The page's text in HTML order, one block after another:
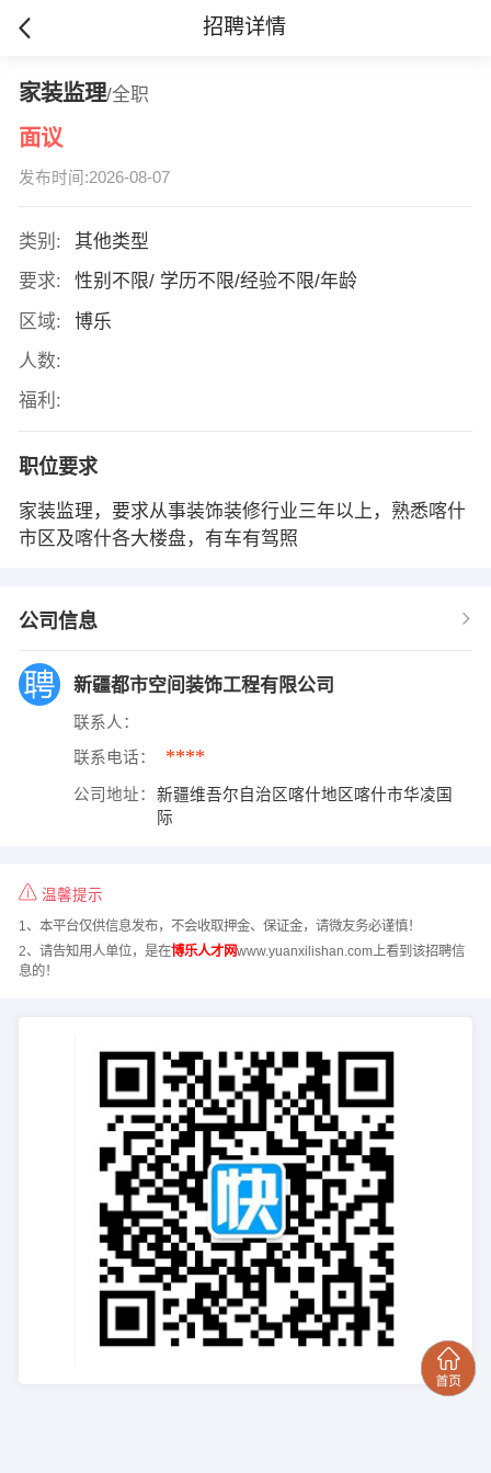
招聘详情
家装监理/全职
面议
发布时间:2026-08-07
类别:
其他类型
要求:
性别不限/ 学历不限/经验不限/年龄
区域:
博乐
人数:
福利:
职位要求
家装监理，要求从事装饰装修行业三年以上，熟悉喀什
市区及喀什各大楼盘，有车有驾照
公司信息
新疆都市空间装饰工程有限公司
联系人：
联系电话： ****
公司地址：
新疆维吾尔自治区喀什地区喀什市华凌国
际
温馨提示
1、本平台仅供信息发布，不会收取押金、保证金，请微友务必谨慎！
2、请告知用人单位，是在博乐人才网www.yuanxilishan.com上看到该招聘信
息的！